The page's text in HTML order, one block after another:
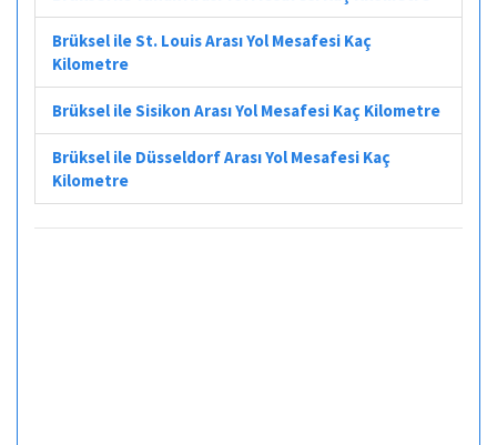
Brüksel ile St. Louis Arası Yol Mesafesi Kaç
Kilometre
Brüksel ile Sisikon Arası Yol Mesafesi Kaç Kilometre
Brüksel ile Düsseldorf Arası Yol Mesafesi Kaç
Kilometre